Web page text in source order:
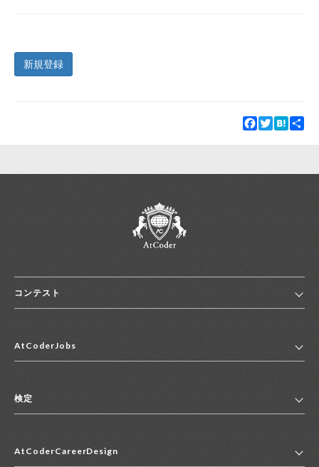
新規登録
Facebook
TwitterHatena
コンテスト
コンテスト一覧
便利リンク集
AtCoderJobs
2027年新卒採用求人一覧
中途採用求人一覧
検定
マイページ
AtCoderCareerDesign